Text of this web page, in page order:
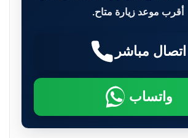
أقرب موعد زيارة متاح.
اتصال مباشر
واتساب